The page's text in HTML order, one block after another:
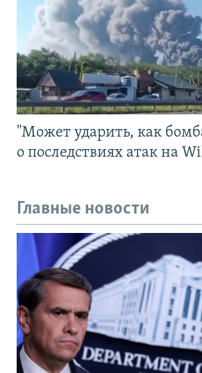
"Может ударить, как
о последствиях атак на
Главные новости